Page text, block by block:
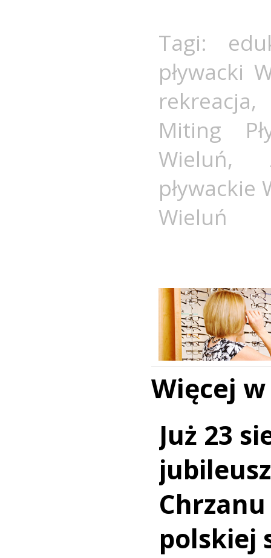
Tagi:
pływacki
rekreacja
Miting
Wieluń,
pływackie
Wieluń
Więcej
Już 23
polskiej